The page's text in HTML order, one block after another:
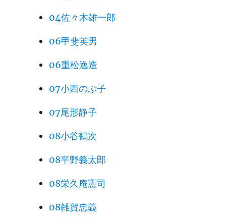
04佐々木雄一郎
06甲斐英男
06重松逸造
07小西のぶ子
07尾形静子
08小谷鶴次
08平野義太郎
08栄久庵憲司
08雑賀忠義